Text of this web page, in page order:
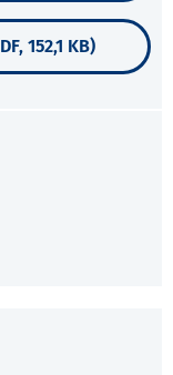
152,1 KB)